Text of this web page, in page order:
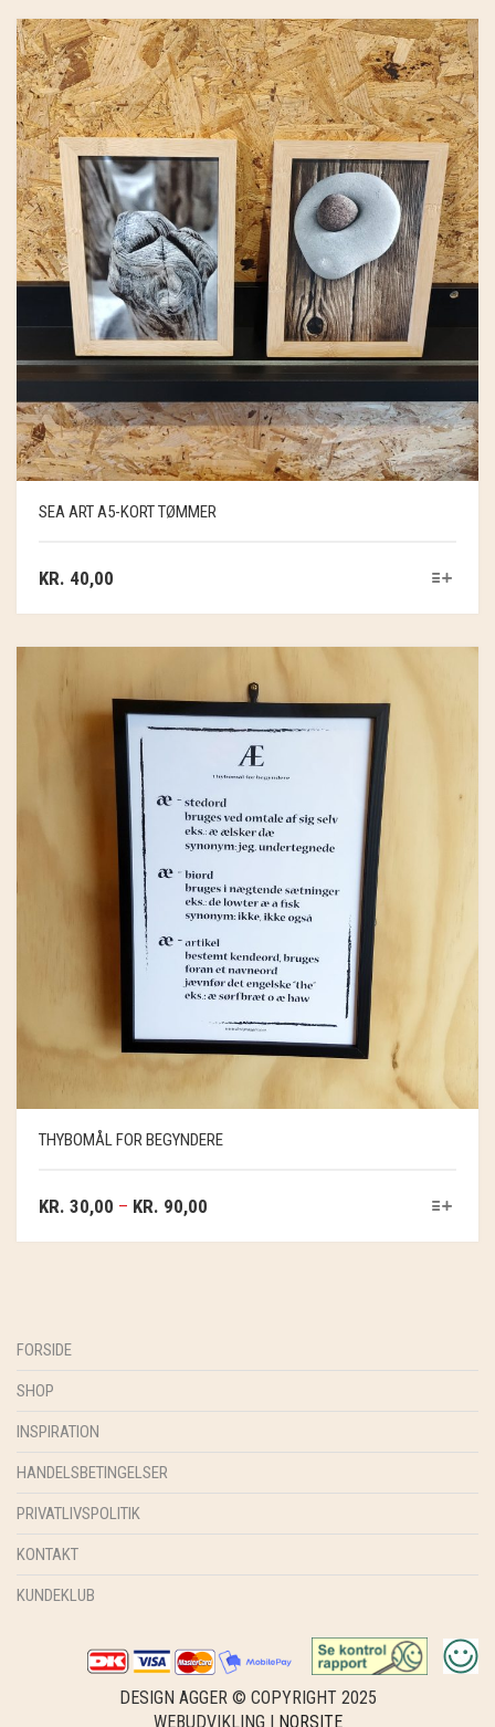
SEA ART A5-KORT TØMMER
KR. 40,00
THYBOMÅL FOR BEGYNDERE
KR. 30,00 – KR. 90,00
FORSIDE
SHOP
INSPIRATION
HANDELSBETINGELSER
PRIVATLIVSPOLITIK
KONTAKT
KUNDEKLUB
DESIGN AGGER © COPYRIGHT 2025
WEBUDVIKLING | NORSITE